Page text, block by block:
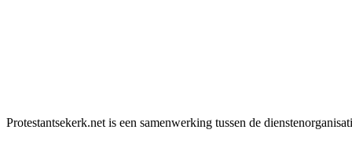
Protestantsekerk.net is een samenwerking tussen de